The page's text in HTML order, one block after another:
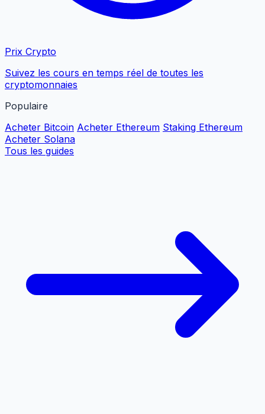
Prix Crypto
Suivez les cours en temps réel de toutes les
cryptomonnaies
Populaire
Acheter Bitcoin Acheter Ethereum Staking Ethereum
Acheter Solana
Tous les guides